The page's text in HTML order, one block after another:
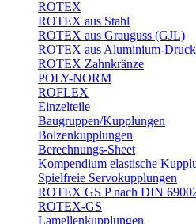
ROTEX
ROTEX aus Stahl
ROTEX aus Grauguss (GJL)
ROTEX aus Aluminium-
ROTEX Zahnkränze
POLY-NORM
ROFLEX
Einzelteile
Baugruppen/Kupplungen
Bolzenkupplungen
Berechnungs-Sheet
Kompendium elastische
Spielfreie Servokupplungen
ROTEX GS P nach DIN
ROTEX-GS
Lamellenkupplungen